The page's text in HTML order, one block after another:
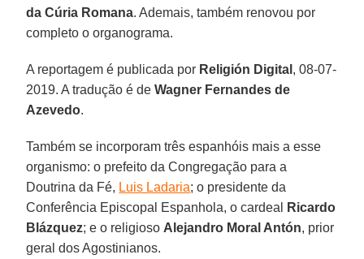
da Cúria Romana. Ademais, também renovou por
completo o organograma.
A reportagem é publicada por Religión Digital , 08-07-
2019. A tradução é deWagner Fernandes de
Azevedo.
Também se incorporam três espanhóis mais a esse
organismo: o prefeito da Congregação para a
Doutrina da Fé, Luis Ladaria; o presidente da
Conferência Episcopal Espanhola, o cardeal
Ricardo
Blázquez; e o religioso Alejandro Moral Antón, prior
geral dos Agostinianos.